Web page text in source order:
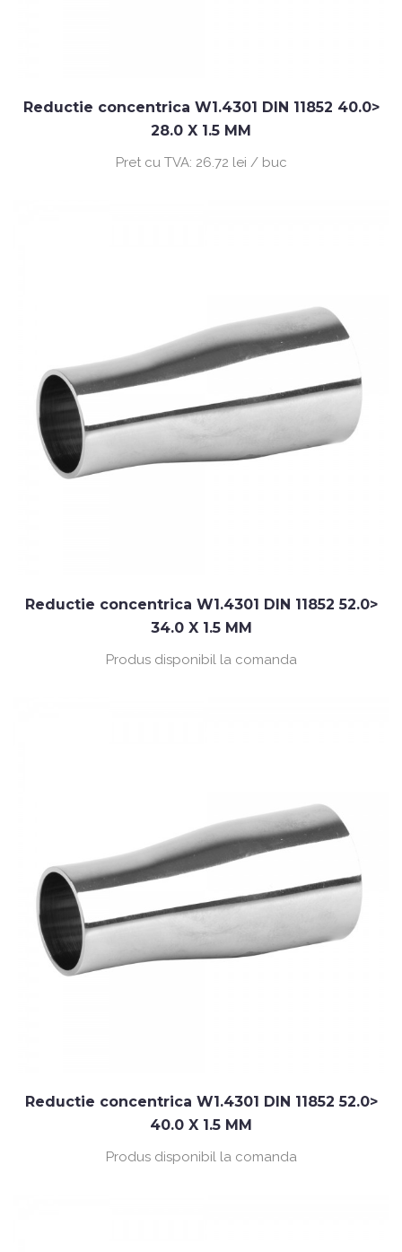
Reductie concentrica W1.4301 DIN 11852 40.0>
28.0 X 1.5 MM
Pret cu TVA: 26.72 lei / buc
Reductie concentrica W1.4301 DIN 11852 52.0>
34.0 X 1.5 MM
Produs disponibil la comanda
Reductie concentrica W1.4301 DIN 11852 52.0>
40.0 X 1.5 MM
Produs disponibil la comanda